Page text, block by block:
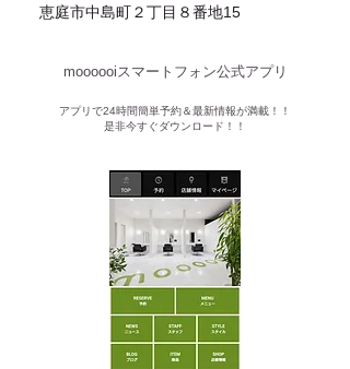
恵庭市中島町２丁目８番地15
moooooiスマートフォン公式アプリ​
​アプリで24時間簡単予約＆最新情報が満載！！
是非今すぐダウンロード！！